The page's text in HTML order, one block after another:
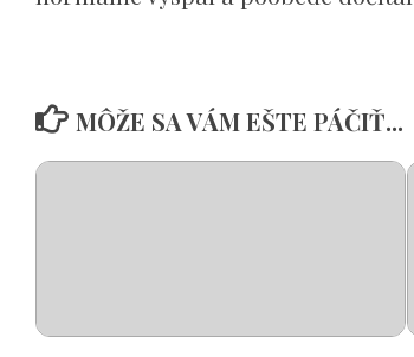
MÔŽE SA VÁM EŠTE PÁČIŤ...